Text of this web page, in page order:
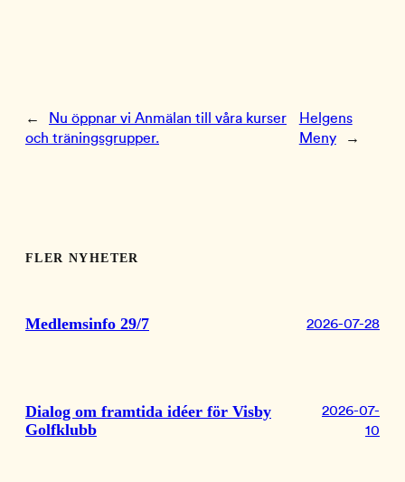
←
Nu öppnar vi Anmälan till våra kurser
och träningsgrupper.
Helgens
Meny
→
FLER NYHETER
Medlemsinfo 29/7 2026-07-28
Dialog om framtida idéer för Visby
Golfklubb
2026-07-
10